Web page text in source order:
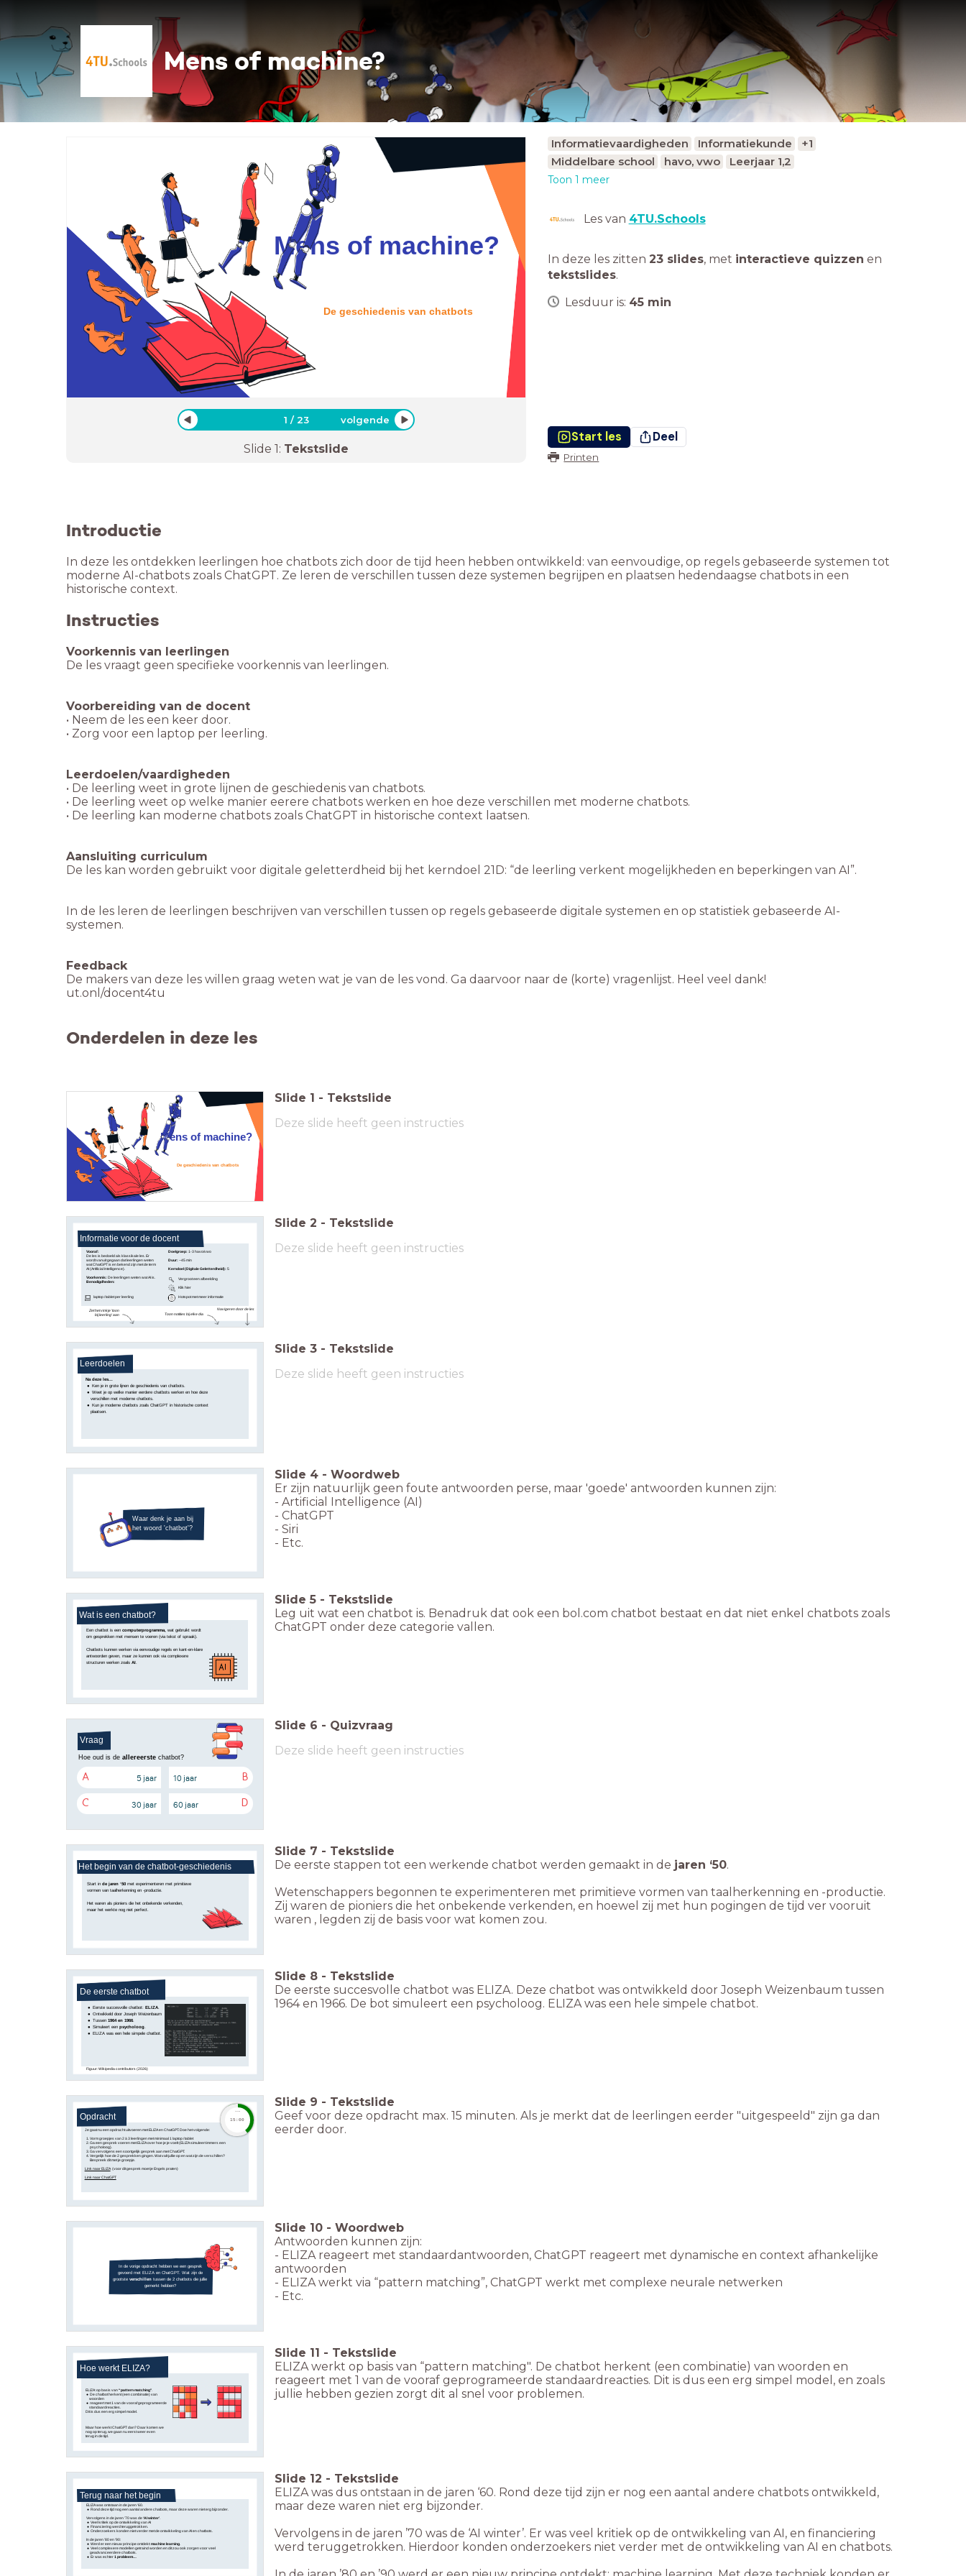
Mens of machine?
De geschiedenis van chatbots
Mens of machine?
1 /23 volgende
Slide 1: Tekstslide
Informatievaardigheden Informatiekunde
+1
Middelbare school
havo, vwo Leerjaar 1,2
Toon 1 meer
Les van 4TU.Schools
In deze les zitten 23 slides, met interactieve quizzen en
tekstslides.
Lesduur is: 45 min
Start les Deel
Printen
Introductie
In deze les ontdekken leerlingen hoe chatbots zich door de tijd heen hebben ontwikkeld: van eenvoudige, op regels gebaseerde systemen tot
moderne AI-chatbots zoals ChatGPT. Ze leren de verschillen tussen deze systemen begrijpen en plaatsen hedendaagse chatbots in een
historische context.
Instructies
In de les leren de leerlingen beschrijven van verschillen tussen op regels gebaseerde digitale systemen en op statistiek gebaseerde AI-
Onderdelen in deze les
De geschiedenis van chatbots
Mens of machine?
Slide 1 - Tekstslide
Deze slide heeft geen instructies
Informatie voor de docent
Vooraf:
De les is bedoeld als klassikale les. Er
wordt vanuit gegaan dat leerlingen weten
wat ChatGPT is en bekend zijn met de term
AI (Artificial Intelligence).
Voorkennis:De leerlingen weten wat AI is.
Benodigdheden:
Doelgroep: 1-3 havo/vwo
Duur:~45 min
Kerndoel (Digitale Geletterdheid): 5
Zet het vinkje 'toon
bij leerling' aan
Toon notities bij elke dia
Navigeren door de les
laptop / tablet per leerling
Vergroot een afbeelding
Klik hier
Hotspot met meer informatie
Slide 2 - Tekstslide
Deze slide heeft geen instructies
Leerdoelen
Na deze les...
Ken je in grote lijnen de geschiedenis van chatbots.
Weet je op welke manier eerdere chatbots werken en hoe deze
verschillen met moderne chatbots.
Kun je moderne chatbots zoals ChatGPT in historische context
plaatsen.
Slide 3 - Tekstslide
Deze slide heeft geen instructies
Waar denk je aan bij
het woord 'chatbot'?
Slide 4 - Woordweb
Er zijn natuurlijk geen foute antwoorden perse, maar 'goede' antwoorden kunnen zijn:
- Artificial Intelligence (AI)
- ChatGPT
- Siri
- Etc.
Wat is een chatbot?
Een chatbot is een computerprogramma, wat gebruikt wordt
om gesprekken met mensen te voeren (via tekst of spraak).
Chatbots kunnen werken via eenvoudige regels en kant-en-klare
antwoorden geven, maar ze kunnen ook via complexere
structuren werken zoals AI.
Slide 5 - Tekstslide
Leg uit wat een chatbot is. Benadruk dat ook een bol.com chatbot bestaat en dat niet enkel chatbots zoals
ChatGPT onder deze categorie vallen.
Vraag
Hoe oud is deallereerste chatbot?
A 5 jaar B
10 jaar
C 30 jaar D
60 jaar
Slide 6 - Quizvraag
Deze slide heeft geen instructies
Start inde jaren ‘50met experimenteren met primitieve
vormen van taalherkenning en -productie.
Het waren als pioniers die het onbekende verkenden,
maar het werkte nog niet perfect.
Het begin van de chatbot-geschiedenis
Slide 7 - Tekstslide
De eerste stappen tot een werkende chatbot werden gemaakt in de jaren ‘50.
Wetenschappers begonnen te experimenteren met primitieve vormen van taalherkenning en -productie.
Zij waren de pioniers die het onbekende verkenden, en hoewel zij met hun pogingen de tijd ver vooruit
waren , legden zij de basis voor wat komen zou.
De eerste chatbot
Eerste succesvolle chatbot: ELIZA.
Ontwikkeld door Joseph Weizenbaum
Tussen 1964 en 1966.
Simuleert een psycholoog.
ELIZA was een hele simpele chatbot.
Figuur: Wikipedia contributors (2026)
Slide 8 - Tekstslide
De eerste succesvolle chatbot was ELIZA. Deze chatbot was ontwikkeld door Joseph Weizenbaum tussen
1964 en 1966. De bot simuleert een psycholoog. ELIZA was een hele simpele chatbot.
Opdracht
Je gaat nu een opdracht uitvoeren met ELIZA en ChatGPT. Doe het volgende:
Vorm groepjes van 2 à 3 leerlingen met minimaal 1 laptop / tablet
Ga een gesprek voeren met ELIZA over hoe je je voelt (ELIZA simuleert immers een
psycholoog).
Ga vervolgens een soortgelijk gesprek aan met ChatGPT.
Vergelijk hoe de 2 gesprekken gingen. Wat valt jullie op en wat zijn de verschillen?
Bespreek dit met je groepje.
Link naar ELIZA(voor dit gesprek moet je Engels praten)
Link naar ChatGPT
timer
15:00
Slide 9 - Tekstslide
Geef voor deze opdracht max. 15 minuten. Als je merkt dat de leerlingen eerder "uitgespeeld" zijn ga dan
eerder door.
In de vorige opdracht hebben we een gesprek
gevoerd met ELIZA en ChatGPT. Wat zijn de
grootsteverschillen tussen de 2 chatbots die jullie
gemerkt hebben?
Slide 10 - Woordweb
Antwoorden kunnen zijn:
- ELIZA reageert met standaardantwoorden, ChatGPT reageert met dynamische en context afhankelijke
antwoorden
- ELIZA werkt via “pattern matching”, ChatGPT werkt met complexe neurale netwerken
- Etc.
Hoe werkt ELIZA?
ELIZA: op basis van “pattern matching".
De chatbot herkent (een combinatie) van
woorden
reageert met 1 van de vooraf geprogrameerde
standaardreacties.
Dit is dus een erg simpel model.
Maar hoe werkt ChatGPT dan? Daar komen we
nog op terug, we gaan nu eerst weer even
terug in de tijd.
Slide 11 - Tekstslide
ELIZA werkt op basis van “pattern matching". De chatbot herkent (een combinatie) van woorden en
reageert met 1 van de vooraf geprogrameerde standaardreacties. Dit is dus een erg simpel model, en zoals
jullie hebben gezien zorgt dit al snel voor problemen.
ELIZA was ontstaan in de jaren ‘60.
Rond deze tijd nog een aantal andere chatbots, maar deze waren niet erg bijzonder.
Vervolgens in de jaren ’70 was de ‘AI winter’.
Veel kritiek op de ontwikkeling van AI
Financiering werd teruggetrokken.
Onderzoekers konden niet verder met de ontwikkeling van AI en chatbots.
In de jaren ’80 en ’90:
Werd er een nieuw principe ontdekt:machine learning
Veel complexere modellen getraind worden en dit zou ook zorgen voor veel
geadvanceerdere chatbots.
Er was echter1 probleem…
Terug naar het begin
Slide 12 - Tekstslide
ELIZA was dus ontstaan in de jaren ‘60. Rond deze tijd zijn er nog een aantal andere chatbots ontwikkeld,
maar deze waren niet erg bijzonder.
Vervolgens in de jaren ’70 was de ‘AI winter’. Er was veel kritiek op de ontwikkeling van AI, en financiering
werd teruggetrokken. Hierdoor konden onderzoekers niet verder met de ontwikkeling van AI en chatbots.